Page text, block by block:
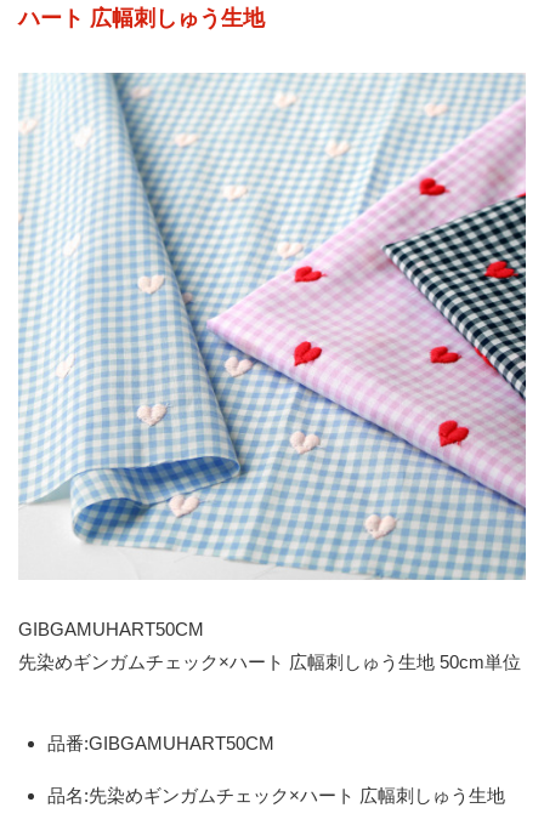
ハート 広幅刺しゅう生地
GIBGAMUHART50CM
先染めギンガムチェック×ハート 広幅刺しゅう生地 50cm単位
品番:GIBGAMUHART50CM
品名:先染めギンガムチェック×ハート 広幅刺しゅう生地